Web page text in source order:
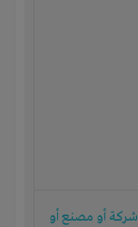
شركة أو مصنع أو